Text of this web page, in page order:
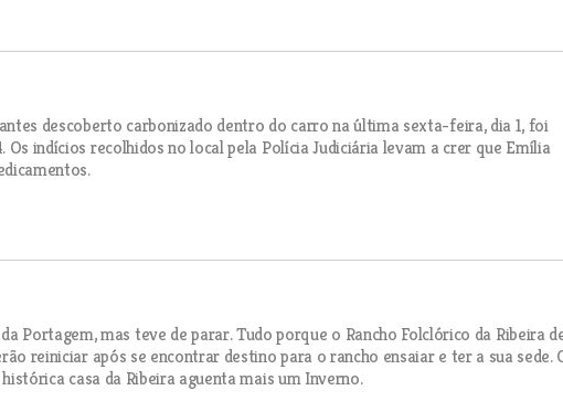
descoberto carbonizado dentro do carro na última sexta-feira, dia 1, foi
indícios recolhidos no local pela Polícia Judiciária levam a crer que Emília
Portagem, mas teve de parar. Tudo porque o Rancho Folclórico da Ribeira
reiniciar após se encontrar destino para o rancho ensaiar e ter a sua sede.
casa da Ribeira aguenta mais um Inverno.